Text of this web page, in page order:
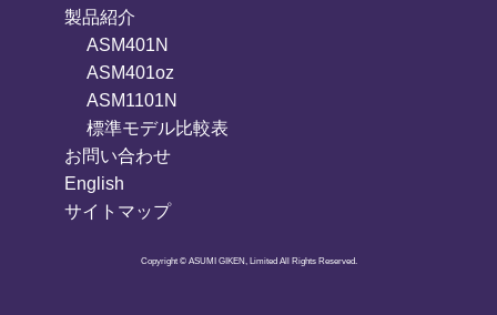
製品紹介
ASM401N
ASM401oz
ASM1101N
標準モデル比較表
お問い合わせ
English
サイトマップ
Copyright © ASUMI GIKEN, Limited All Rights Reserved.